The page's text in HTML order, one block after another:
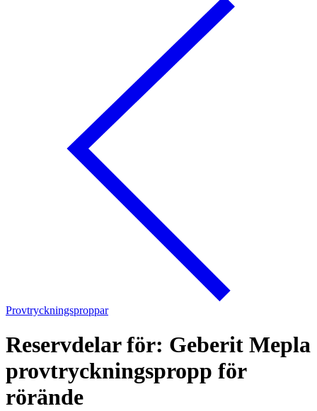
Provtryckningsproppar
Reservdelar för: Geberit Mepla
provtryckningspropp för
rörände